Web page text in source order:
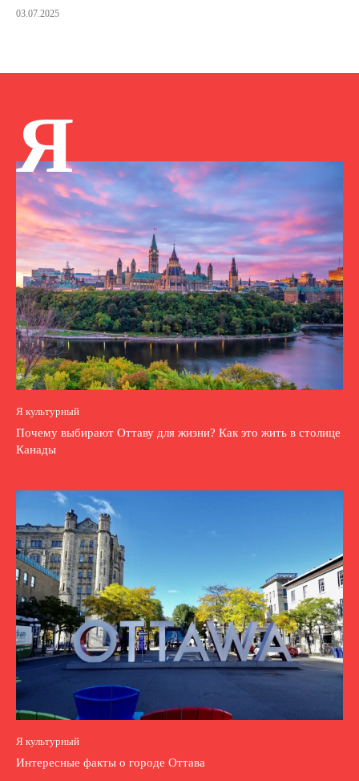
03.07.2025
Я
Я культурный
Почему выбирают Оттаву для жизни? Как это жить в столице
Канады
Я культурный
Интересные факты о городе Оттава